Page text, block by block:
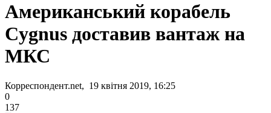
Американський корабель
Cygnus доставив вантаж на
МКС
Корреспондент.net, 19 квітня 2019, 16:25
0
137